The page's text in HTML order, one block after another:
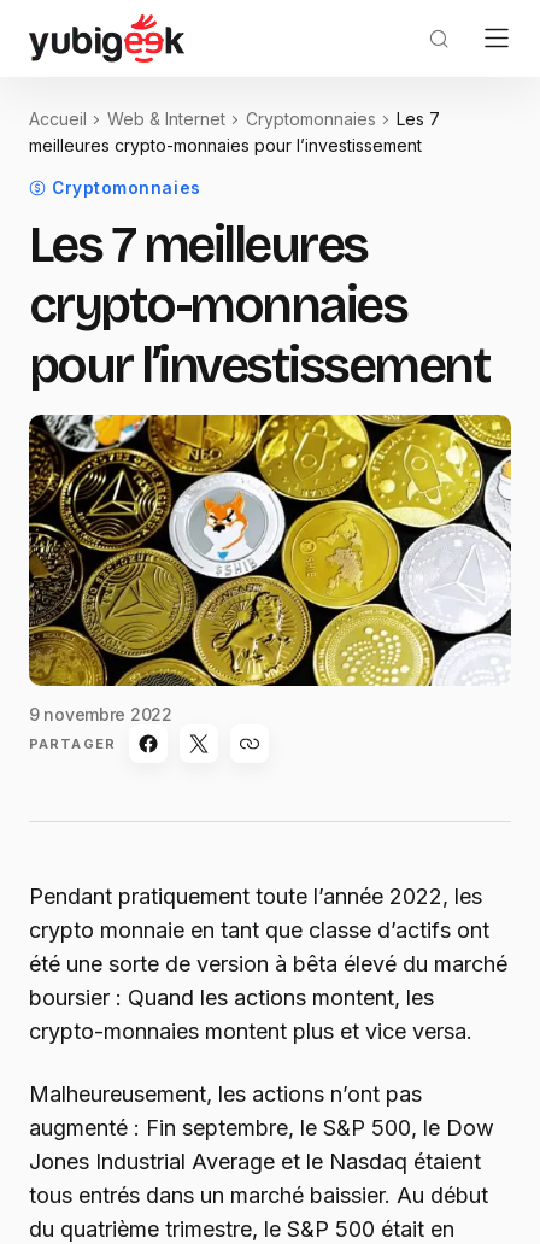
Accueil Web & Internet Cryptomonnaies
Les 7
meilleures crypto-monnaies pour l’investissement
Cryptomonnaies
Les 7 meilleures
crypto-monnaies
pour l’investissement
9 novembre 2022
PARTAGER
Pendant pratiquement toute l’année 2022, les
crypto monnaie en tant que classe d’actifs ont
été une sorte de version à bêta élevé du marché
boursier : Quand les actions montent, les
crypto-monnaies montent plus et vice versa.
Malheureusement, les actions n’ont pas
augmenté : Fin septembre, le S&P 500, le Dow
Jones Industrial Average et le Nasdaq étaient
tous entrés dans un marché baissier. Au début
du quatrième trimestre, le S&P 500 était en